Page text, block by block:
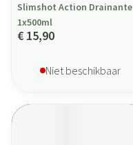
Slimshot Action Drainante
1x500ml
€ 15,90
Niet beschikbaar